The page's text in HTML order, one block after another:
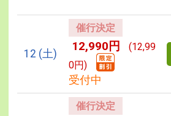
12 (土)
催行決定
12,990円
(12,99
0円)
受付中
催行決定